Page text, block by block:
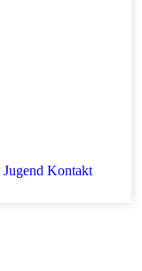
Jugend Kontakt